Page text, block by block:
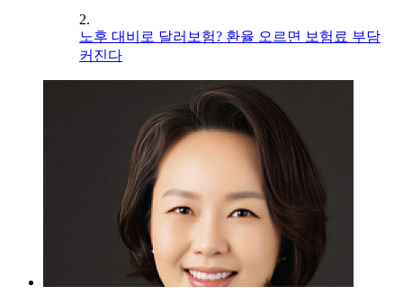
2.
노후 대비로 달러보험? 환율 오르면 보험료 부담
커진다